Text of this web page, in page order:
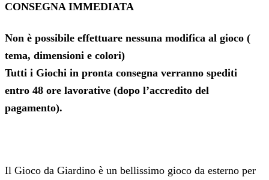
CONSEGNA IMMEDIATA
Non è possibile effettuare nessuna modifica al gioco (
tema, dimensioni e colori)
Tutti i Giochi in pronta consegna verranno spediti
entro 48 ore lavorative (dopo l’accredito del
pagamento).
Il Gioco da Giardino è un bellissimo gioco da esterno per